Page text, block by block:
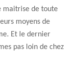
maitrise de toute
moyens de
Et le dernier
pas loin de chez